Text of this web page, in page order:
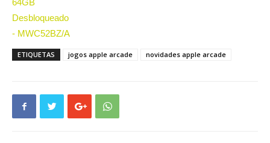
ETIQUETAS jogos apple arcade novidades apple arcade